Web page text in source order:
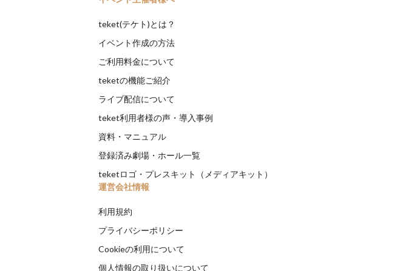
teket(テケト)とは？
イベント作成の方法
ご利用料金について
teketの機能ご紹介
ライブ配信について
teket利用者様の声・導入事例
資料・マニュアル
登録済み劇場・ホール一覧
teketロゴ・プレスキット（メディアキット）
運営会社情報
利用規約
プライバシーポリシー
Cookieの利用について
個人情報の取り扱いについて